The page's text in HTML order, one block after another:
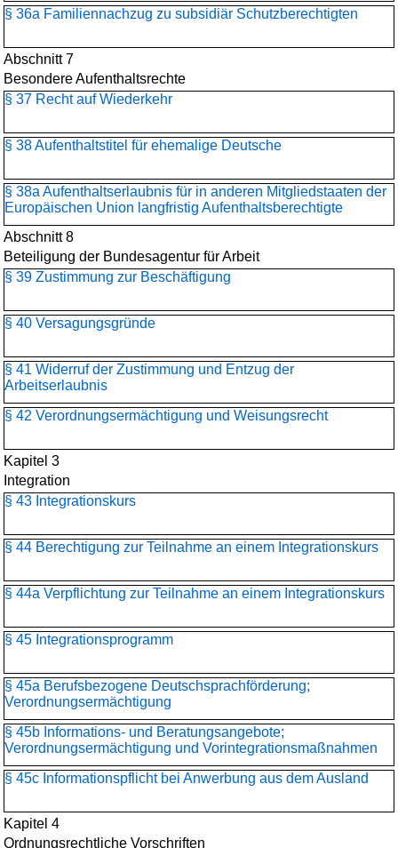
§ 36a Familiennachzug zu subsidiär Schutzberechtigten
Abschnitt 7
Besondere Aufenthaltsrechte
§ 37 Recht auf Wiederkehr
§ 38 Aufenthaltstitel für ehemalige Deutsche
§ 38a Aufenthaltserlaubnis für in anderen Mitgliedstaaten der
Europäischen Union langfristig Aufenthaltsberechtigte
Abschnitt 8
Beteiligung der Bundesagentur für Arbeit
§ 39 Zustimmung zur Beschäftigung
§ 40 Versagungsgründe
§ 41 Widerruf der Zustimmung und Entzug der
Arbeitserlaubnis
§ 42 Verordnungsermächtigung und Weisungsrecht
Kapitel 3
Integration
§ 43 Integrationskurs
§ 44 Berechtigung zur Teilnahme an einem Integrationskurs
§ 44a Verpflichtung zur Teilnahme an einem Integrationskurs
§ 45 Integrationsprogramm
§ 45a Berufsbezogene Deutschsprachförderung;
Verordnungsermächtigung
§ 45b Informations- und Beratungsangebote;
Verordnungsermächtigung und Vorintegrationsmaßnahmen
§ 45c Informationspflicht bei Anwerbung aus dem Ausland
Kapitel 4
Ordnungsrechtliche Vorschriften